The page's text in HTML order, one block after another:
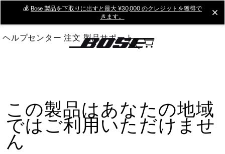
Main
💰 Bose 製品を下取りに出すと最大 ¥30,000 のクレジットを獲得で
きます。
ヘルプセンター 注文 製品サポート
この製品はあなたの地域
ではご利用いただけませ
ん